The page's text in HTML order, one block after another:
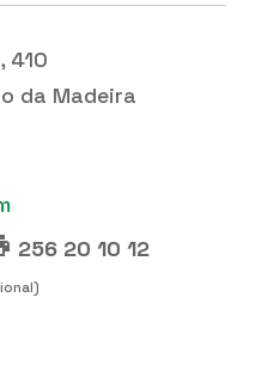
410
da Madeira
256 20 10 12